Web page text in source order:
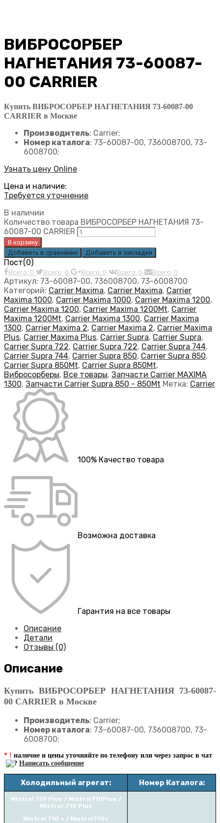
ВИБРОСОРБЕР
НАГНЕТАНИЯ 73-60087-
00 CARRIER
Купить ВИБРОСОРБЕР НАГНЕТАНИЯ 73-60087-00
CARRIER в Москве
Производитель: Carrier;
Номер каталога: 73-60087-00, 736008700, 73-
6008700;
Узнать цену Online
Цена и наличие:
Требуется уточнение
В наличии
Количество товара ВИБРОСОРБЕР НАГНЕТАНИЯ 73-
60087-00 CARRIER
В корзину
Добавить в сравнение
Добавить в закладки
Пост(0)
Всего: 0 Всего: 0 Всего: 0 Всего: 0 Всего: 0
Артикул: 73-60087-00, 736008700, 73-6008700
Категорий: Carrier Maxima, Carrier Maxima, Carrier
Maxima 1000, Carrier Maxima 1000, Carrier Maxima 1200,
Carrier Maxima 1200, Carrier Maxima 1200Mt, Carrier
Maxima 1200Mt, Carrier Maxima 1300, Carrier Maxima
1300, Carrier Maxima 2, Carrier Maxima 2, Carrier Maxima
Plus, Carrier Maxima Plus, Carrier Supra, Carrier Supra,
Carrier Supra 722, Carrier Supra 722, Carrier Supra 744,
Carrier Supra 744, Carrier Supra 850, Carrier Supra 850,
Carrier Supra 850Mt, Carrier Supra 850Mt,
Вибросорберы, Все товары, Запчасти Carrier MAXIMA
1300, Запчасти Carrier Supra 850 - 850Mt Метка: Carrier
100% Качество товара
Возможна доставка
Гарантия на все товары
Описание
Детали
Отзывы (0)
Описание
Купить ВИБРОСОРБЕР НАГНЕТАНИЯ 73-60087-
00 CARRIER в Москве
Производитель: Carrier;
Номер каталога: 73-60087-00, 736008700, 73-
6008700;
* ! наличие и цены уточняйте по телефону или через запрос в чат
Написать сообщение
Холодильный агрегат: Номер Каталога:
Mistral 710 Plus / Mistral710Plus /
Mistral-710 Plus
Mistral 710 + / Mistral710+